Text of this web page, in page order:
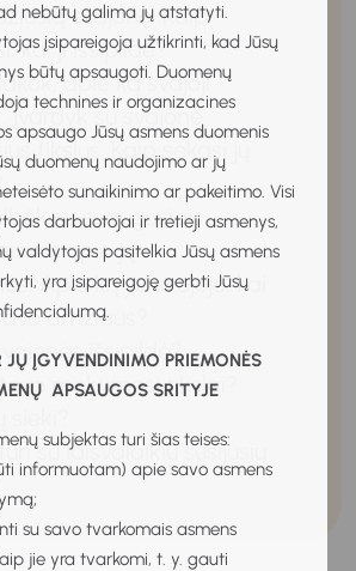
nebūtų galima jų atstatyti.
įsipareigoja užtikrinti, kad Jūsų
būtų apsaugoti. Duomenų
technines ir organizacines
apsaugo Jūsų asmens duomenis
duomenų naudojimo ar jų
sunaikinimo ar pakeitimo. Visi
darbuotojai ir tretieji asmenys,
valdytojas pasitelkia Jūsų asmens
yra įsipareigoję gerbti Jūsų
JŲ ĮGYVENDINIMO PRIEMONĖS
APSAUGOS SRITYJE
subjektas turi šias teises:
informuotam) apie savo asmens
su savo tvarkomais asmens
jie yra tvarkomi, t. y. gauti
svajonę. Kaip
kai ji išsipildė?
apie ką svajoji
Įvardyk su svajone
tikslus. Kaip sekasi jų
su suaugusiais
apie jų
Apie ką jie svajojo, kai
amžiaus?
išsipildė?
mokymosi tikslai?
su laisvalaikiu susijusių